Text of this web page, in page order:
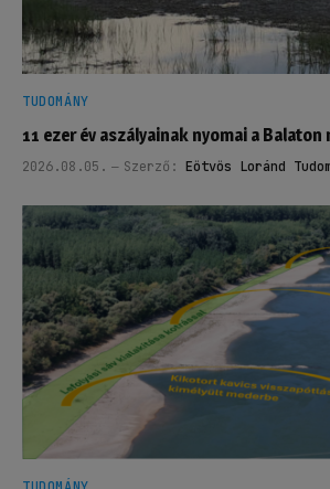
TUDOMÁNY
11 ezer év aszályainak nyomai a Balaton
2026.08.05. Szerző: Eötvös Loránd